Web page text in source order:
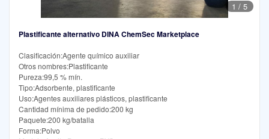
1 / 5
Plastificante alternativo DINA ChemSec Marketplace
Clasificación:Agente químico auxiliar
Otros nombres:Plastificante
Pureza:99,5 % mín.
Tipo:Adsorbente, plastificante
Uso:Agentes auxiliares plásticos, plastificante
Cantidad mínima de pedido:200 kg
Paquete:200 kg/batalla
Forma:Polvo